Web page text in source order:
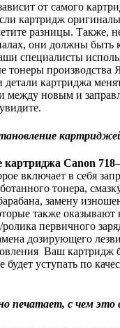
от самого
картридж
разницы. Также,
они должны быть
специалисты
тонеры производства
картриджа
между новым и
картриджа Canon 718
включает в себя
тонера,
замену
также оказывают
первичного
дозирующего
Ваш картридж
будет уступать по
печатает, с чем это